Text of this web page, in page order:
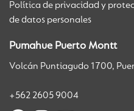
Política de privacidad y
de datos personales
Pumahue Puerto Montt
Volcán Puntiagudo 1700,
+562 2605 9004